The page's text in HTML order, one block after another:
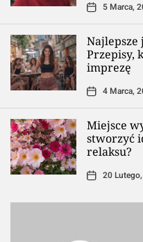
5 Marca,
Najlepsze
Przepisy,
imprezę
4 Marca,
Miejsce
stworzyć
relaksu?
20